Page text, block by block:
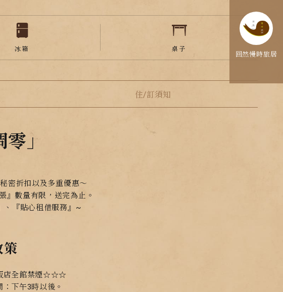
回然慢時旅居
冰箱 桌子
住/訂須知
」
密折扣以及多重優惠～
』數量有限，送完為止。
、『貼心租借服務』~
策
全館禁煙☆☆☆
下午3時以後。